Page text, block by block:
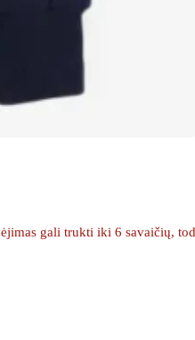
gali trukti iki 6 savaičių,